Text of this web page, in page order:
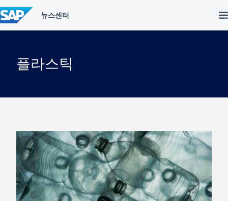
텐
츠
건
플라스틱